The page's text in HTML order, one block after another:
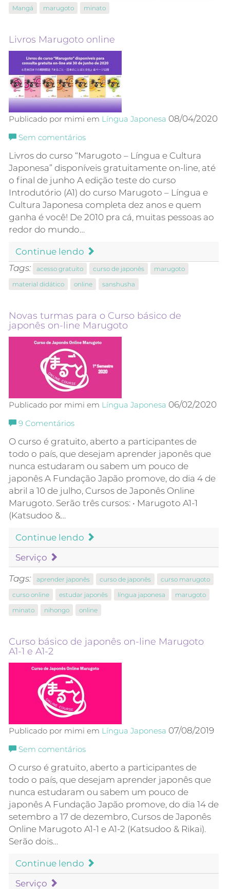
Mangá
marugoto minato
Livros Marugoto online
Publicado por mimi em Língua Japonesa 08/04/2020
Sem comentários
Livros do curso “Marugoto – Língua e Cultura
Japonesa” disponíveis gratuitamente on-line, até
o final de junho A edição teste do curso
Introdutório (A1) do curso Marugoto – Língua e
Cultura Japonesa completa dez anos e quem
ganha é você! De 2010 pra cá, muitas pessoas ao
redor do mundo…
Continue lendo
Tags:
acesso gratuito curso de japonês
marugoto
material didático
online sanshusha
Novas turmas para o Curso básico de
japonês on-line Marugoto
Publicado por mimi em Língua Japonesa 06/02/2020
9 Comentários
O curso é gratuito, aberto a participantes de
todo o país, que desejam aprender japonês que
nunca estudaram ou sabem um pouco de
japonês A Fundação Japão promove, do dia 4 de
abril a 10 de julho, Cursos de Japonês Online
Marugoto. Serão três cursos: • Marugoto A1-1
(Katsudoo &…
Continue lendo
Serviço
Tags: aprender japonês curso de japonês
curso marugoto
curso online
estudar japonês língua japonesa
marugoto
minato
nihongo online
Curso básico de japonês on-line Marugoto
A1-1 e A1-2
Publicado por mimi em Língua Japonesa 07/08/2019
Sem comentários
O curso é gratuito, aberto a participantes de
todo o país, que desejam aprender japonês que
nunca estudaram ou sabem um pouco de
japonês A Fundação Japão promove, do dia 14 de
setembro a 17 de dezembro, Cursos de Japonês
Online Marugoto A1-1 e A1-2 (Katsudoo & Rikai).
Serão dois…
Continue lendo
Serviço